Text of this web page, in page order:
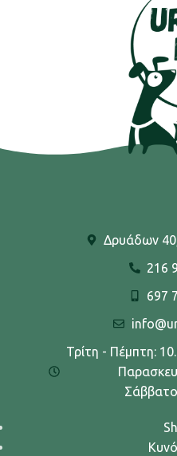
Δρυάδων
216
697
Τρίτη - Πέμπτη: